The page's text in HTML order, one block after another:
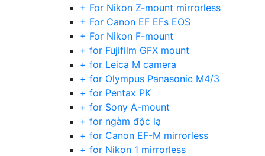
+ For Nikon Z-mount mirrorless
+ For Canon EF EFs EOS
+ For Nikon F-mount
+ for Fujifilm GFX mount
+ for Leica M camera
+ for Olympus Panasonic M4/3
+ for Pentax PK
+ for Sony A-mount
+ for ngàm độc lạ
+ for Canon EF-M mirrorless
+ for Nikon 1 mirrorless